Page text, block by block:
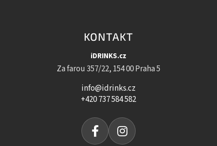
KONTAKT
iDRINKS.cz
Za farou 357/22, 154 00 Praha 5
info@idrinks.cz
+420 737 584 582